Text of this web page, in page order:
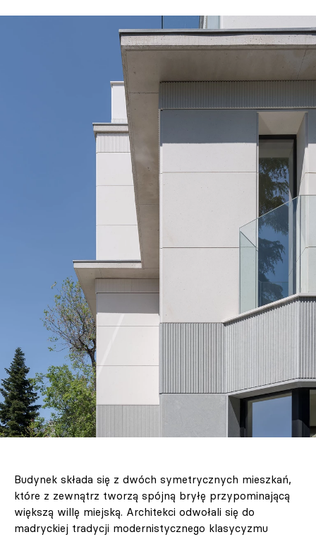
Budynek składa się z dwóch symetrycznych mieszkań,
które z zewnątrz tworzą spójną bryłę przypominającą
większą willę miejską. Architekci odwołali się do
madryckiej tradycji modernistycznego klasycyzmu